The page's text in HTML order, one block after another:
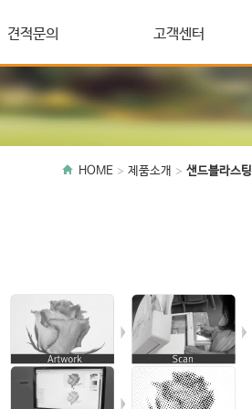
견적문의 고객센터
HOME 제품소개 샌드블라스팅